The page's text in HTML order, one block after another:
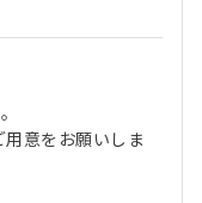
意をお願いしま